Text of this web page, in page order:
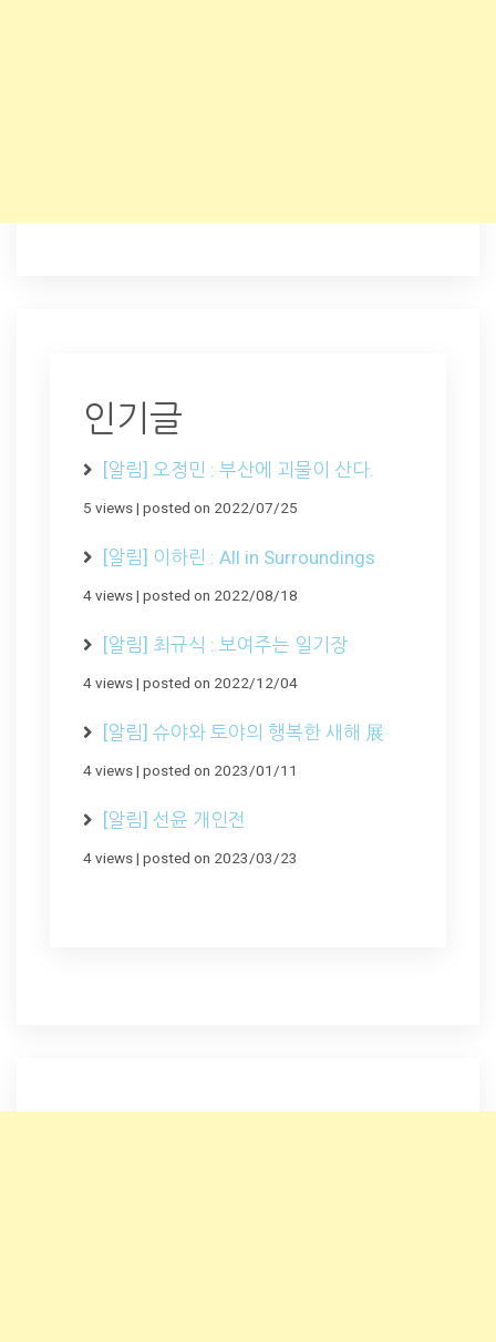
인기글
[알림] 오정민 : 부산에 괴물이 산다.
5 views| posted on 2022/07/25
[알림] 이하린 : All in Surroundings
4 views| posted on 2022/08/18
[알림] 최규식 : 보여주는 일기장
4 views| posted on 2022/12/04
[알림] 슈야와 토야의 행복한 새해 展
4 views| posted on 2023/01/11
[알림] 선윤 개인전
4 views| posted on 2023/03/23